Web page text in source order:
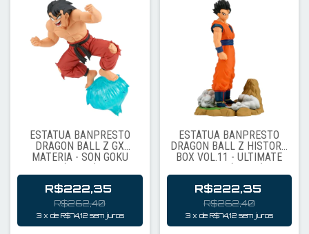
ESTÁTUA BANPRESTO
DRAGON BALL Z GX
MATERIA - SON GOKU
(81790)
R$222,35
R$262,40
3 x de R$74,12 sem juros
ESTÁTUA BANPRESTO
DRAGON BALL Z HISTORY
BOX VOL.11 - ULTIMATE
GOHAN (91072)
R$222,35
R$262,40
3 xdeR$74,12 sem juros